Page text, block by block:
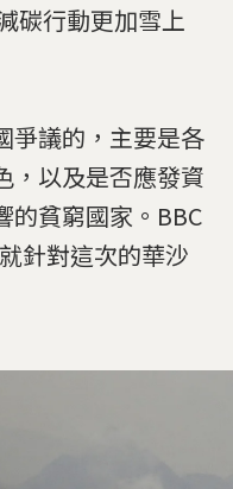
碳行動更加雪上
爭議的，主要是各
，以及是否應發資
的貧窮國家。BBC
針對這次的華沙